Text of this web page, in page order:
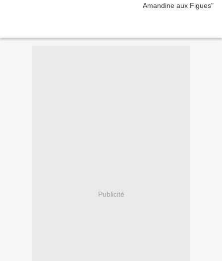
Publicité